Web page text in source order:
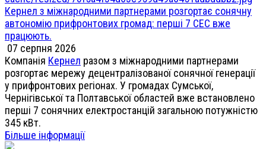
Кернел з міжнародними партнерами розгортає сонячну
автономію прифронтових громад: перші 7 СЕС вже
працюють.
07 серпня 2026
Компанія Кернел разом з міжнародними партнерами
розгортає мережу децентралізованої сонячної генерації
у прифронтових регіонах. У громадах Сумської,
Чернігівської та Полтавської областей вже встановлено
перші 7 сонячних електростанцій загальною потужністю
345 кВт.
Більше інформації